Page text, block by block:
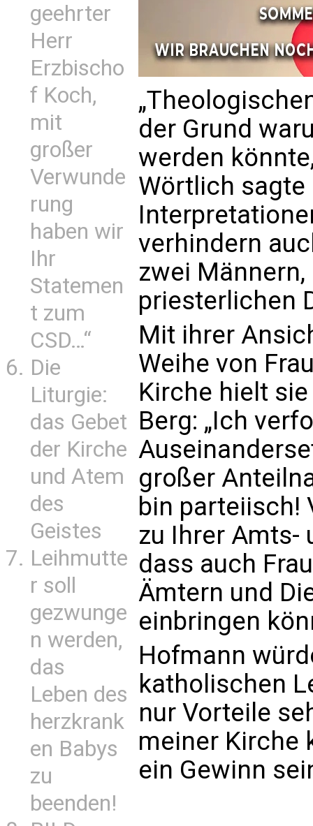
geehrter
Herr
Erzbischo
f Koch,
mit
großer
Verwunde
rung
haben wir
Ihr
Statemen
t zum
CSD…“
Die
Liturgie:
das Gebet
der Kirche
und Atem
des
Geistes
Leihmutte
r soll
gezwunge
n werden,
das
Leben des
herzkrank
en Babys
zu
beenden!
der Grund
werden
Wörtlich sagte
verhindern
zwei
priesterlichen
Mit ihrer
Weihe von
Kirche hielt
Berg: „Ich
großer
bin parteiisch!
zu Ihrer Amts-
dass auch
Ämtern und
einbringen
Hofmann
katholischen
nur Vorteile
meiner Kirche
ein Gewinn